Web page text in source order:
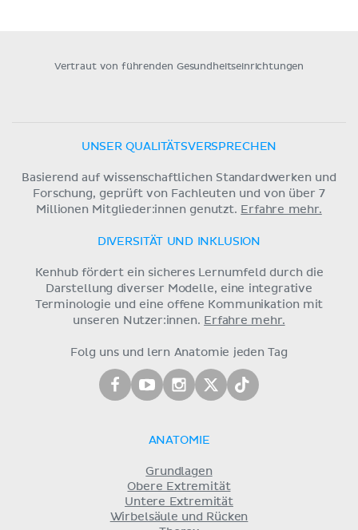
Vertraut von führenden Gesundheitseinrichtungen
UNSER QUALITÄTSVERSPRECHEN
Basierend auf wissenschaftlichen Standardwerken und
Forschung, geprüft von Fachleuten und von über 7
Millionen Mitglieder:innen genutzt. Erfahre mehr.
DIVERSITÄT UND INKLUSION
Kenhub fördert ein sicheres Lernumfeld durch die
Darstellung diverser Modelle, eine integrative
Terminologie und eine offene Kommunikation mit
unseren Nutzer:innen. Erfahre mehr.
Folg uns und lern Anatomie jeden Tag
ANATOMIE
Grundlagen
Obere Extremität
Untere Extremität
Wirbelsäule und Rücken